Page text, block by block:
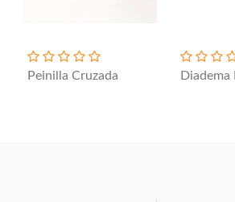
Peinilla Cruzada